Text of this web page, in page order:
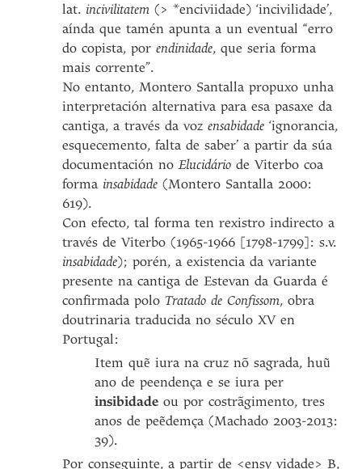
lat. incivilitatem (> *enciviidade) ‘incivilidade’,
aínda que tamén apunta a un eventual “erro
do copista, porendinidade, que seria forma
mais corrente”.
No entanto, Montero Santalla propuxo unha
interpretación alternativa para esa pasaxe da
cantiga, a través da vozensabidade‘ignorancia,
esquecemento, falta de saber’ a partir da súa
documentación noElucidáriode Viterbo coa
forma insabidade(Montero Santalla 2000:
619).
Con efecto, tal forma ten rexistro indirecto a
través de Viterbo (1965-1966 [1798-1799]: s.v.
insabidade); porén, a existencia da variante
presente na cantiga de Estevan da Guarda é
confirmada poloTratado de Confissom, obra
doutrinaria traducida no século XV en
Portugal:
Item quẽ iura na cruz nõ sagrada, huũ
ano de peendença e se iura per
insibidadeou por costrãgimento, tres
anos de peẽdemça (Machado 2003-2013:
39).
Por conseguinte, a partir de <ensy vidade> B,